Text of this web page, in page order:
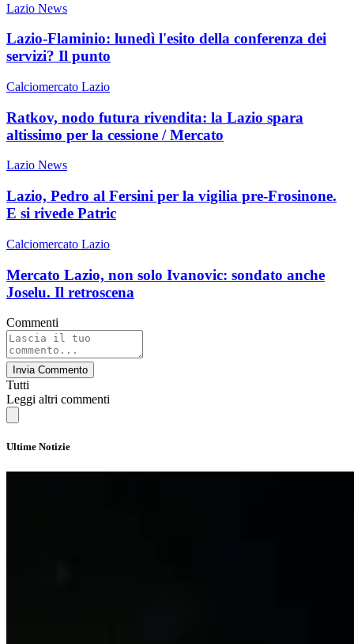
Lazio News
Lazio-Flaminio: lunedì l'esito della conferenza dei
servizi? Il punto
Calciomercato Lazio
Ratkov, nodo futura rivendita: la Lazio spara
altissimo per la cessione / Mercato
Lazio News
Lazio, Pedro al Fersini per la vigilia pre-Frosinone.
E si rivede Patric
Calciomercato Lazio
Mercato Lazio, non solo Ivanovic: sondato anche
Joselu. Il retroscena
Commenti
Invia Commento
Tutti
Leggi altri commenti
Ultime Notizie